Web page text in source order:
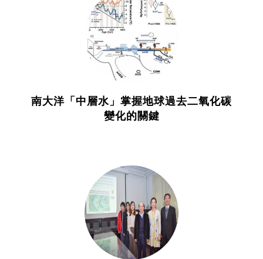
南大洋「中層水」掌握地球過去二氧化碳
變化的關鍵